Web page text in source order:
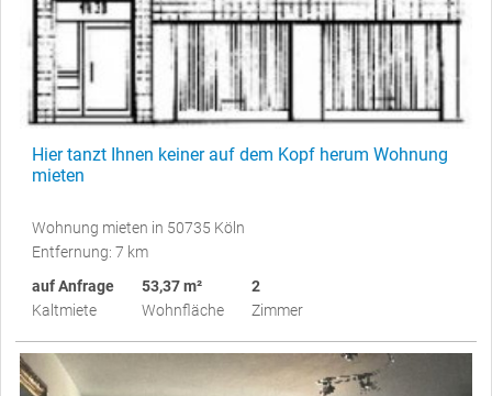
Hier tanzt Ihnen keiner auf dem Kopf herum Wohnung
mieten
Wohnung mieten in 50735 Köln
Entfernung: 7 km
auf Anfrage
Kaltmiete
53,37 m²
Wohnfläche
2
Zimmer